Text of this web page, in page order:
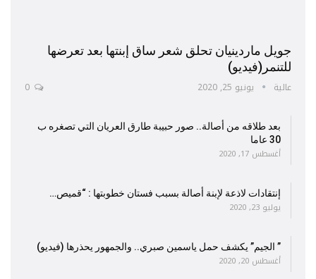
جويل ماردينيان تحلق شعر ساق إبنتها بعد تعرضها
للتنمر(فيديو)
عالية يونيو 25, 2020
بعد طلاقه من أصالة.. صور حبيبة طارق العريان التي تصغره ب
30 عاما
أغسطس 17, 2020
إنتقادات لاذعة لإبنة أصالة بسبب فستان خطوبتها : “قميص…
يوليو 23, 2020
” الجيم” يكشف حمل ياسمين صبري.. والجمهور يحذرها (فيديو)
أغسطس 20, 2020